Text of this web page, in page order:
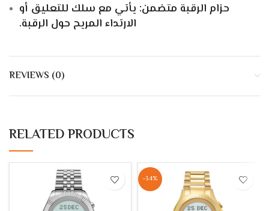
حزام الرقبة متضمن: يأتي مع سلك للتعليق أو
الارتداء المريح حول الرقبة.
REVIEWS (0)
RELATED PRODUCTS
-34%